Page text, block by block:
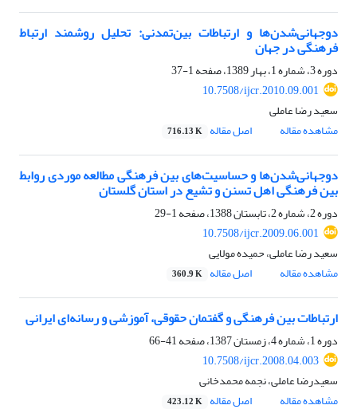
دوجهانی‌شدن‌ها و ارتباطات بین‌تمدنی: تحلیل روشمند ارتباط
فرهنگی در جهان
دوره 3، شماره 1، بهار 1389، صفحه
1-37
10.7508/ijcr.2010.09.001
سعید رضا عاملی
مشاهده مقاله
اصل مقاله 716.13 K
دوجهانی‌شدن‌ها و حساسیت‌های بین فرهنگی مطالعه موردی روابط
بین فرهنگی اهل تسنن و تشیع در استان گلستان
دوره 2، شماره 2، تابستان 1388، صفحه
1-29
10.7508/ijcr.2009.06.001
سعید رضا عاملی، حمیده مولایی
مشاهده مقاله
اصل مقاله 360.9 K
ارتباطات بین فرهنگی و گفتمان حقوقی، آموزشی و رسانه‌ای ایرانی
دوره 1، شماره 4، زمستان 1387، صفحه
41-66
10.7508/ijcr.2008.04.003
سعیدرضا عاملی، نجمه محمدخانی
مشاهده مقاله
اصل مقاله 423.12 K